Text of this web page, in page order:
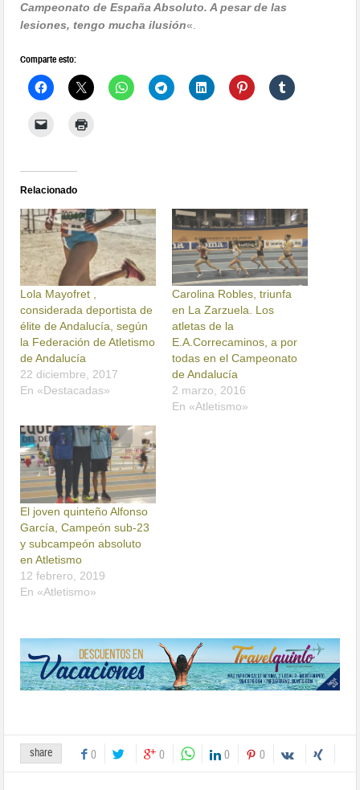
Campeonato de España Absoluto. A pesar de las
lesiones, tengo mucha ilusión«.
Comparte esto:
Relacionado
Lola Mayofret ,
considerada deportista de
élite de Andalucía, según
la Federación de Atletismo
de Andalucía
22 diciembre, 2017
En «Destacadas»
Carolina Robles, triunfa
en La Zarzuela. Los
atletas de la
E.A.Correcaminos, a por
todas en el Campeonato
de Andalucía
2 marzo, 2016
En «Atletismo»
El joven quinteño Alfonso
García, Campeón sub-23
y subcampeón absoluto
en Atletismo
12 febrero, 2019
En «Atletismo»
share 0 0 0 0